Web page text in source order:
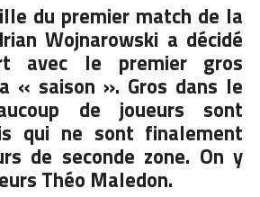
du premier match de la
Wojnarowski a décidé
avec le premier gros
« saison ». Gros dans le
de joueurs sont
qui ne sont finalement
de seconde zone. On y
Théo Maledon.